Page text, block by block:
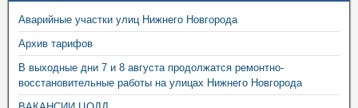
Аварийные участки улиц Нижнего Новгорода
Архив тарифов
В выходные дни 7 и 8 августа продолжатся ремонтно-
восстановительные работы на улицах Нижнего Новгорода